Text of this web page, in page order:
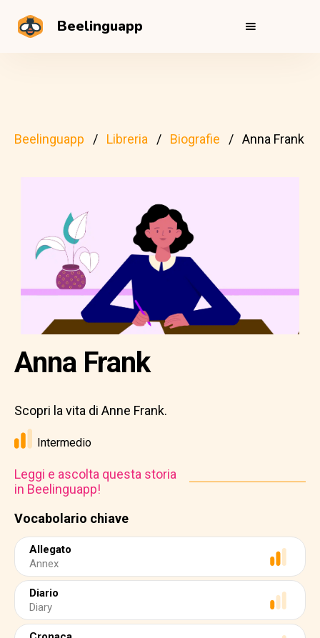
Beelinguapp
Beelinguapp Libreria Biografie Anna Frank
Vocabolario chiave
Allegato
Annex
Diario
Diary
Anna Frank
Scopri la vita di Anne Frank.
Intermedio
Leggi e ascolta questa storia
in Beelinguapp!